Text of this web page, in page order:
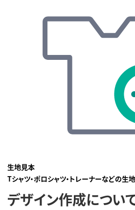
生地見本
Tシャツ・ポロシャツ・トレーナーなどの生
デザイン作成につい